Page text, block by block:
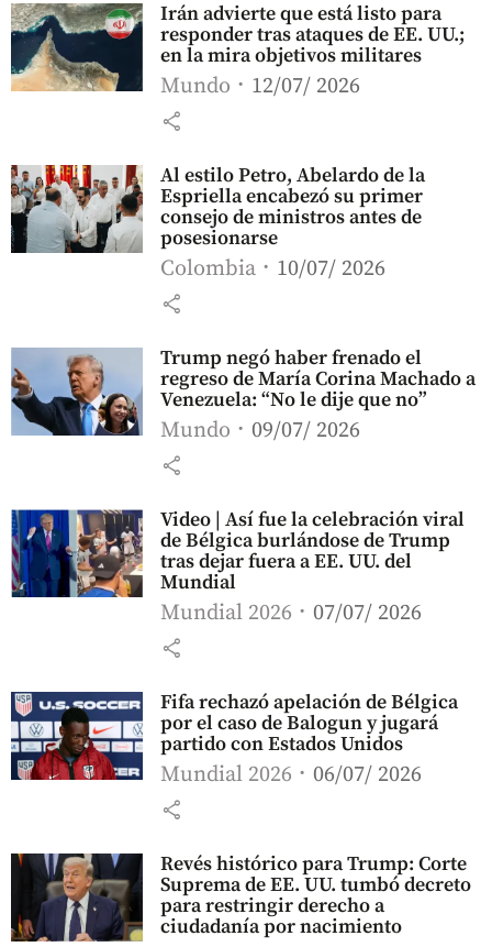
Irán advierte que está listo para
responder tras ataques de EE. UU.;
en la mira objetivos militares
Mundo 12/07/ 2026
share
Al estilo Petro, Abelardo de la
Espriella encabezó su primer
consejo de ministros antes de
posesionarse
Colombia 10/07/ 2026
share
Trump negó haber frenado el
regreso de María Corina Machado a
Venezuela: “No le dije que no”
Mundo 09/07/ 2026
share
Video | Así fue la celebración viral
de Bélgica burlándose de Trump
tras dejar fuera a EE. UU. del
Mundial
Mundial 2026 07/07/ 2026
share
Fifa rechazó apelación de Bélgica
por el caso de Balogun y jugará
partido con Estados Unidos
Mundial 2026 06/07/ 2026
share
Revés histórico para Trump: Corte
Suprema de EE. UU. tumbó decreto
para restringir derecho a
ciudadanía por nacimiento